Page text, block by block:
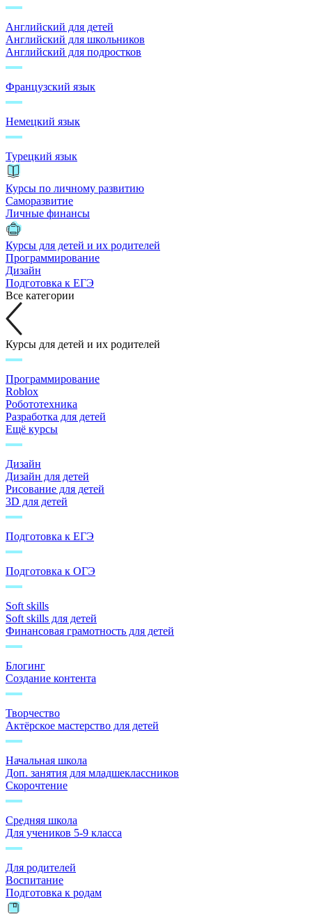
Английский для детей
Английский для школьников
Английский для подростков
Французский язык
Немецкий язык
Турецкий язык
Курсы по личному развитию
Саморазвитие
Личные финансы
Курсы для детей и их родителей
Программирование
Дизайн
Подготовка к ЕГЭ
Все категории
Курсы для детей и их родителей
Программирование
Roblox
Робототехника
Разработка для детей
Ещё курсы
Дизайн
Дизайн для детей
Рисование для детей
3D для детей
Подготовка к ЕГЭ
Подготовка к ОГЭ
Soft skills
Soft skills для детей
Финансовая грамотность для детей
Блогинг
Создание контента
Творчество
Актёрское мастерство для детей
Начальная школа
Доп. занятия для младшеклассников
Скорочтение
Средняя школа
Для учеников 5-9 класса
Для родителей
Воспитание
Подготовка к родам